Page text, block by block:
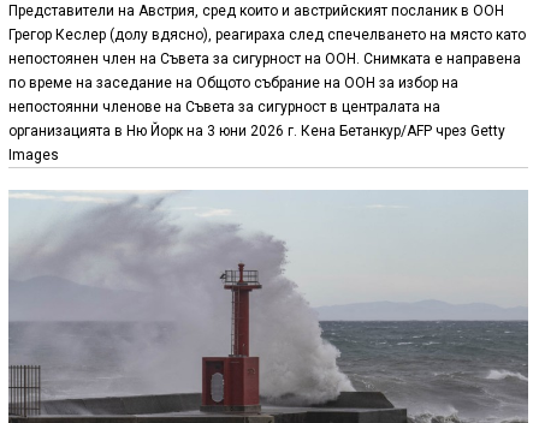
Представители на Австрия, сред които и австрийският посланик в ООН
Грегор Кеслер (долу вдясно), реагираха след спечелването на място като
непостоянен член на Съвета за сигурност на ООН. Снимката е направена
по време на заседание на Общото събрание на ООН за избор на
непостоянни членове на Съвета за сигурност в централата на
организацията в Ню Йорк на 3 юни 2026 г. Кена Бетанкур/AFP чрез Getty
Images